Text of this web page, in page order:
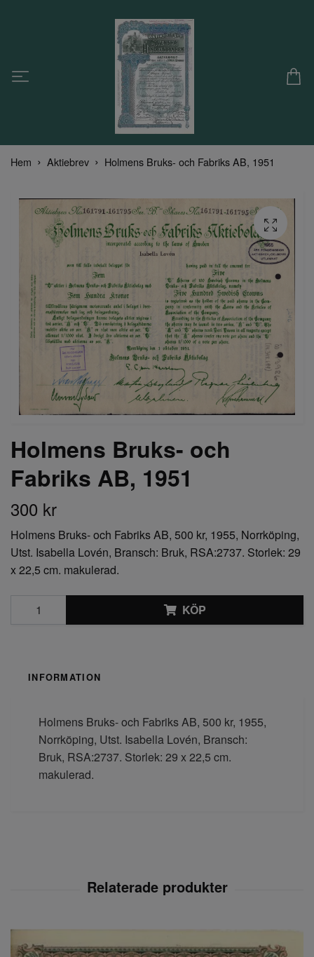
Hem Aktiebrev Holmens Bruks- och Fabriks AB, 1951
Holmens Bruks- och
Fabriks AB, 1951
300 kr
Holmens Bruks- och Fabriks AB, 500 kr, 1955, Norrköping,
Utst. Isabella Lovén, Bransch: Bruk, RSA:2737. Storlek: 29
x 22,5 cm. makulerad.
KÖP
INFORMATION
Holmens Bruks- och Fabriks AB, 500 kr, 1955,
Norrköping, Utst. Isabella Lovén, Bransch:
Bruk, RSA:2737. Storlek: 29 x 22,5 cm.
makulerad.